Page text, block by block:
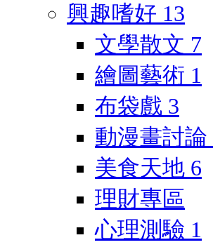
興趣嗜好 13
文學散文 7
繪圖藝術 1
布袋戲 3
動漫畫討論
美食天地 6
理財專區
心理測驗 1